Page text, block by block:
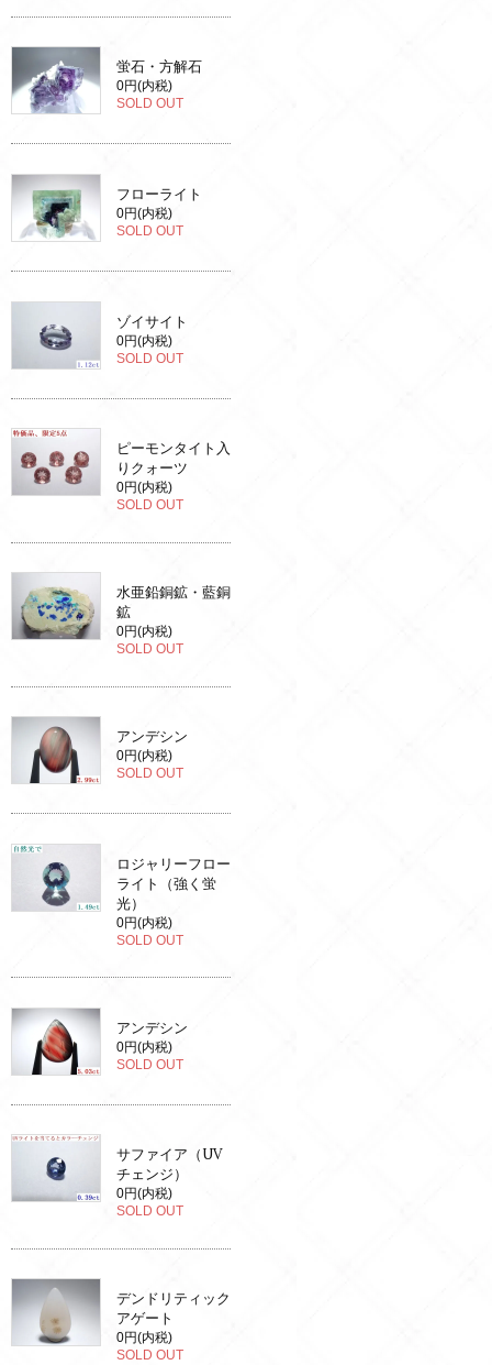
蛍石・方解石
0円(内税)
SOLD OUT
フローライト
0円(内税)
SOLD OUT
ゾイサイト
0円(内税)
SOLD OUT
ピーモンタイト入
りクォーツ
0円(内税)
SOLD OUT
水亜鉛銅鉱・藍銅
鉱
0円(内税)
SOLD OUT
アンデシン
0円(内税)
SOLD OUT
ロジャリーフロー
ライト（強く蛍
光）
0円(内税)
SOLD OUT
アンデシン
0円(内税)
SOLD OUT
サファイア（UV
チェンジ）
0円(内税)
SOLD OUT
デンドリティック
アゲート
0円(内税)
SOLD OUT